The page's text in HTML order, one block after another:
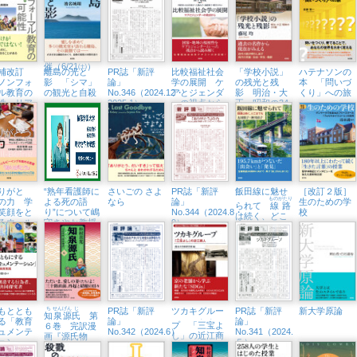
う『比較福祉
社会学の展
開』から」紀
宿本店でトー
クイベント開
催（6/21㈯）
中セミナー
（5/4㈰、八王
子市学園都市
センター）
改訂
ンフォ
教育の
リア
活に根
育へ
離島の光と
影 「シマ」
の観光と自殺
PR誌「新評
論」
No.346（2024.12・
2025.1）
比較福祉社会
学の展開 ケ
アとジェンダ
ーの視点から
「学校小説」
の残光と残
影 明治・大
正・昭和の34
編
ハテナソンの
本 「問いづ
くり」への旅
がと
力 学
顔をと
ウェル
ング日
“熟年看護師に
よる死の語
り”について嶋
守さやか教授
がインタビュ
ーに
さいごの さよ
なら
PR誌「新評
論」
No.344（2024.8・
9）
飯田線に魅せ
られて 線路
ものがたり
は続く、どこ
までも
［改訂２版］
生のための学
校
ととも
「教育
メンテ
ン」
深める
知
ち
泉
せん
源
げん
氏
じ
第
６巻 完訳漫
画『源氏物
語』
PR誌「新評
論」
No.342（2024.6）
ツカキグルー
プ 「三宝 よ
し」の近江商
PR誌「新評
論」
No.341（2024.
５）
新大学原論